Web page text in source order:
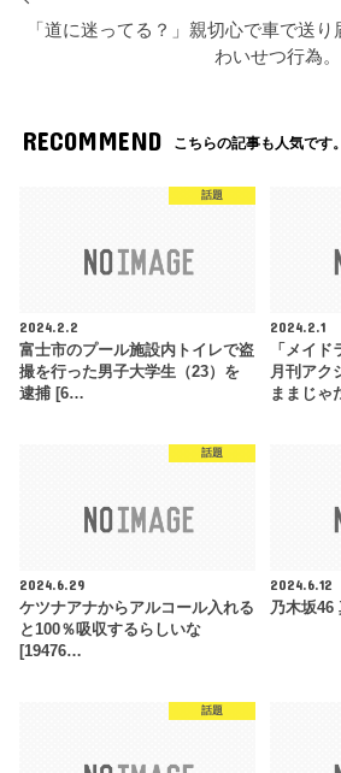
「道に迷ってる？」親切心で車で送り
わいせつ行為
RECOMMEND こちらの記事も人気です。
話題
2024.2.2
富士市のプール施設内トイレで盗
撮を行った男子大学生（23）を
逮捕 [6…
2024.2.1
「メイ
月刊アク
ままじゃ
話題
2024.6.29
ケツナアナからアルコール入れる
と100％吸収するらしいな
[19476…
2024.6.12
乃木坂46
話題